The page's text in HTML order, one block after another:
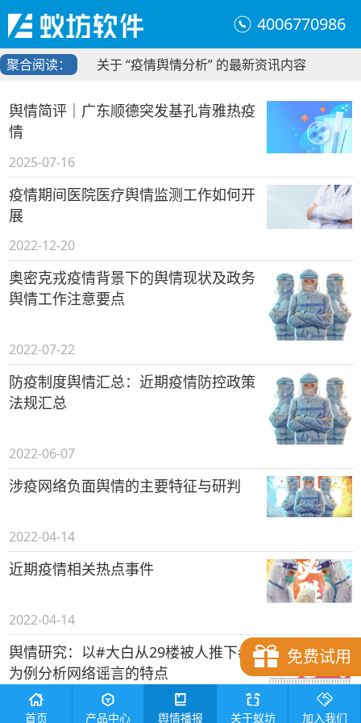
4006770986
聚合阅读： 关于 “疫情舆情分析” 的最新资讯内容
舆情简评｜广东顺德突发基孔肯雅热疫
情
2025-07-16
疫情期间医院医疗舆情监测工作如何开
展
2022-12-20
奥密克戎疫情背景下的舆情现状及政务
舆情工作注意要点
2022-07-22
防疫制度舆情汇总：近期疫情防控政策
法规汇总
2022-06-07
涉疫网络负面舆情的主要特征与研判
2022-04-14
近期疫情相关热点事件
2022-04-14
舆情研究：以#大白从29楼被人推下#
为例分析网络谣言的特点
2022-04-08
免费试用
首页 产品中心 舆情播报 关于蚁坊 加入我们